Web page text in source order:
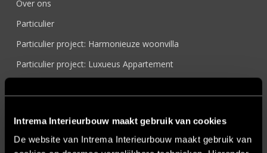
Intrema Interieurbouw maakt gebruik van cookies
De website van Intrema Interieurbouw maakt gebruik van
Over ons
Particulier
Particulier project: Harmonieuze woonvilla
Particulier project: Luxueus Appartement
Particulier project: Stijlvolle Woonvilla
Particulier project: Woonvilla met exclusief maatwerk